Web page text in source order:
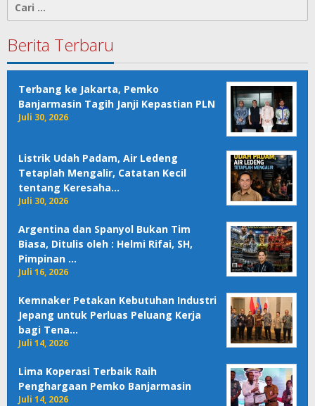
untuk:
Berita Terbaru
Terbang ke Jakarta, Pemko
Banjarmasin Tagih Janji Kepastian PLN
Juli 30, 2026
Listrik Udah Padam, Air Ledeng
Tetaplah Mengalir, Catatan Kecil
tentang Keresaha…
Juli 30, 2026
Argentina dan Spanyol Bukan Tim
Biasa, Ditulis oleh : Helmi Rifai, SH,
Pimpinan …
Juli 16, 2026
Kemnaker Petakan Kebutuhan Industri
Jepang untuk Perluas Peluang Kerja
bagi Tena…
Juli 14, 2026
Lima Koperasi Terbaik Raih
Penghargaan Pemko Banjarmasin
Juli 14, 2026